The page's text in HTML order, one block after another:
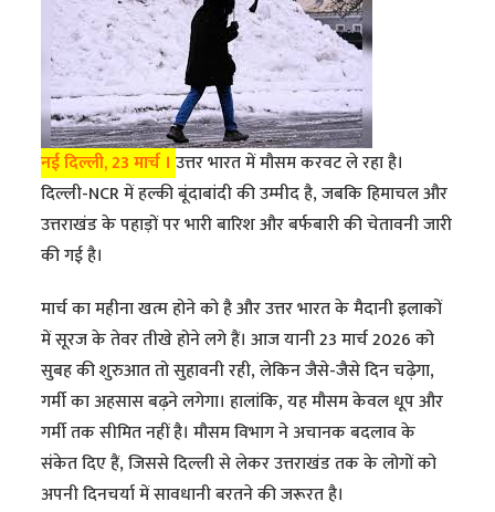
नई दिल्ली, 23 मार्च ।उत्तर भारत में मौसम करवट ले रहा है।
दिल्ली-NCR में हल्की बूंदाबांदी की उम्मीद है, जबकि हिमाचल और
उत्तराखंड के पहाड़ों पर भारी बारिश और बर्फबारी की चेतावनी जारी
की गई है।
मार्च का महीना खत्म होने को है और उत्तर भारत के मैदानी इलाकों
में सूरज के तेवर तीखे होने लगे हैं। आज यानी 23 मार्च 2026 को
सुबह की शुरुआत तो सुहावनी रही, लेकिन जैसे-जैसे दिन चढ़ेगा,
गर्मी का अहसास बढ़ने लगेगा। हालांकि, यह मौसम केवल धूप और
गर्मी तक सीमित नहीं है। मौसम विभाग ने अचानक बदलाव के
संकेत दिए हैं, जिससे दिल्ली से लेकर उत्तराखंड तक के लोगों को
अपनी दिनचर्या में सावधानी बरतने की जरूरत है।